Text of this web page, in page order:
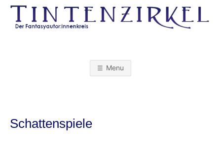
Skip
content
T
Menu
Schattenspiele